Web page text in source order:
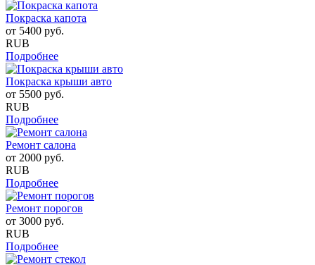
Покраска капота
от 5400 руб.
RUB
Подробнее
Покраска крыши авто
от 5500 руб.
RUB
Подробнее
Ремонт салона
от 2000 руб.
RUB
Подробнее
Ремонт порогов
от 3000 руб.
RUB
Подробнее